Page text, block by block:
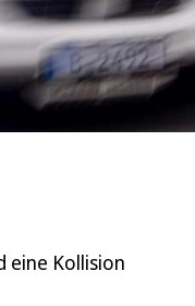
eine Kollision